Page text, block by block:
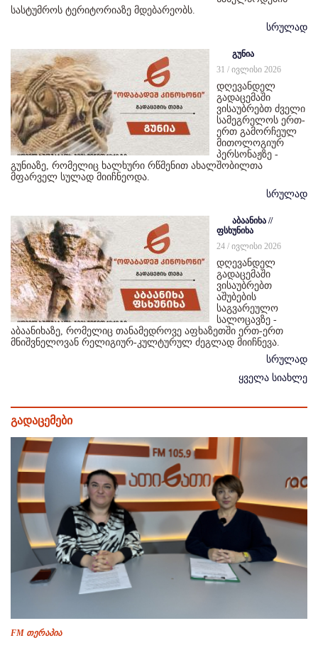
სასტუმროს ტერიტორიაზე მდებარეობს.
სრულად
გუნია
31 / ივლისი 2026
დღევანდელ
გადაცემაში
ვისაუბრებთ ძველი
სამეგრელოს ერთ-
ერთ გამორჩეულ
მითოლოგიურ
პერსონაჟზე -
გუნიაზე, რომელიც ხალხური რწმენით ახალშობილთა
მფარველ სულად მიიჩნეოდა.
სრულად
აბაანიხა //
ფსხუნიხა
24 / ივლისი 2026
დღევანდელ
გადაცემაში
ვისაუბრებთ
აშუბების
საგვარეულო
სალოცავზე -
აბაანიხაზე, რომელიც თანამედროვე აფხაზეთში ერთ-ერთ
მნიშვნელოვან რელიგიურ-კულტურულ ძეგლად მიიჩნევა.
სრულად
ყველა სიახლე
გადაცემები
FM თერაპია